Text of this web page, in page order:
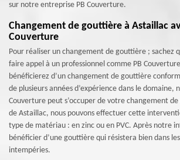
sur notre entreprise PB Couverture.
Changement de gouttière à Astaillac
Couverture
Pour réaliser un changement de gouttière ; sachez
faire appel à un professionnel comme PB
bénéficierez d’un changement de gouttière
de plusieurs années d’expérience dans le domaine,
Couverture peut s’occuper de votre changement
de Astaillac, nous pouvons effectuer cette
type de matériau : en zinc ou en PVC. Après notre
bénéficier d’une gouttière qui résistera bien dans
intempéries.